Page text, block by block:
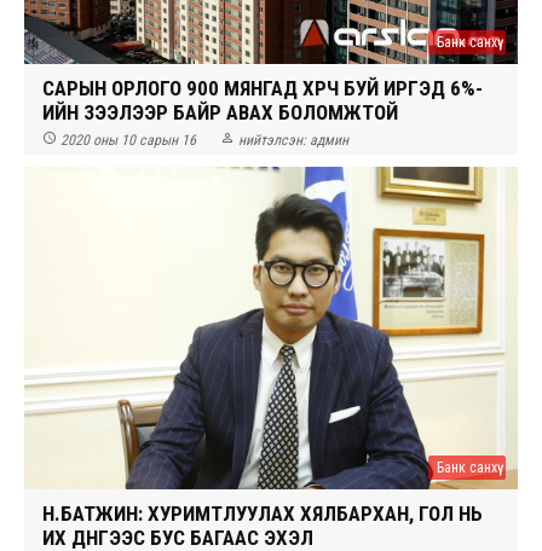
Банк санхүү
САРЫН ОРЛОГО 900 МЯНГАД ХҮРЧ БУЙ ИРГЭД 6%-
ИЙН ЗЭЭЛЭЭР БАЙР АВАХ БОЛОМЖТОЙ
 2020 оны 10 сарын 16  нийтэлсэн: админ
Банк санхүү
Н.БАТЖИН: ХУРИМТЛУУЛАХ ХЯЛБАРХАН, ГОЛ НЬ
ИХ ДҮНГЭЭС БУС БАГААС ЭХЭЛ